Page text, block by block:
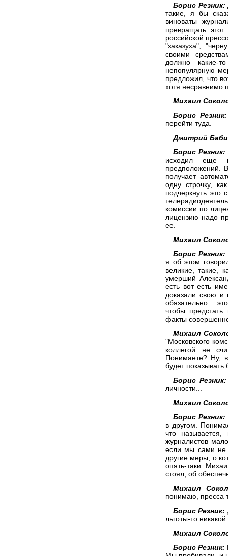
Борис Резник:
такие, я бы
виноваты
превращать
российской
"заказуха",
своими
должно какие-
непопулярную
предложил, что
хотя несравнимо
Михаил
Борис Резник:
перейти туда.
Дмитрий
Борис Резник:
исходил еще
предположений.
получает
одну строчку,
подчеркнуть это
комиссии по
лицензию надо
ее.
Михаил
Борис Резник:
я об этом
великие, такие,
умерший
есть вот есть
доказали свою и
обязательно...
чтобы
факты
Михаил
"Московского
коллегой не
Понимаете? Ну,
будет
Борис Резник:
личности...
Михаил
Борис Резник:
в другом.
что
журналистов
если мы сами не
другие меры, о
опять-таки
стоял, об
Михаил
понимаю, пресса
Борис Резник:
льготы-то
Михаил
Борис Резник: